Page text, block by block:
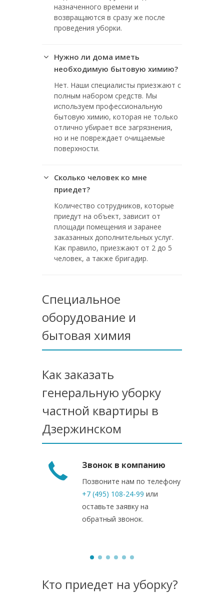
назначенного времени и
возвращаются в сразу же после
проведения уборки.
Нужно ли дома иметь
необходимую бытовую химию?
Нет. Наши специалисты приезжают с
полным набором средств. Мы
используем профессиональную
бытовую химию, которая не только
отлично убирает все загрязнения,
но и не повреждает очищаемые
поверхности.
Сколько человек ко мне
приедет?
Количество сотрудников, которые
приедут на объект, зависит от
площади помещения и заранее
заказанных дополнительных услуг.
Как правило, приезжают от 2 до 5
человек, а также бригадир.
Специальное
оборудование и
бытовая химия
Как заказать
генеральную уборку
частной квартиры в
Дзержинском
Звонок в компанию
Позвоните нам по телефону
+7 (495) 108-24-99 или
оставьте заявку на
обратный звонок.
Кто приедет на уборку?